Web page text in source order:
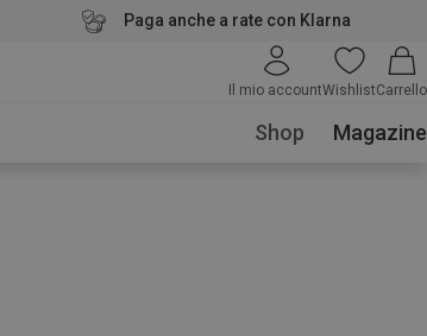
Paga anche a rate con Klarna
Il mio accountWishlistCarrello
Shop Magazine